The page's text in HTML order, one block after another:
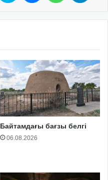
Байтамдағы бағзы белгі
06.08.2026